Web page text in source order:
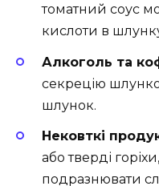
томатний соус
кислоти в
Алкоголь та
секрецію
шлунок.
Нековткі
або тверді
подразнювати